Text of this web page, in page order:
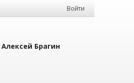
Войти
Алексей Брагин